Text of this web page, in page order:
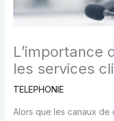
L’importance
les services
TELEPHONIE
Alors que les canaux de